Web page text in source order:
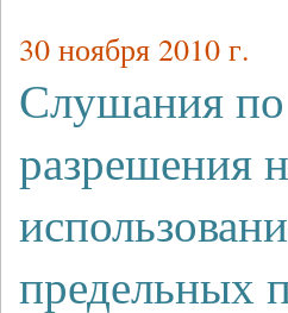
30 ноября 2010 г.
Слушания по
разрешения
предельных